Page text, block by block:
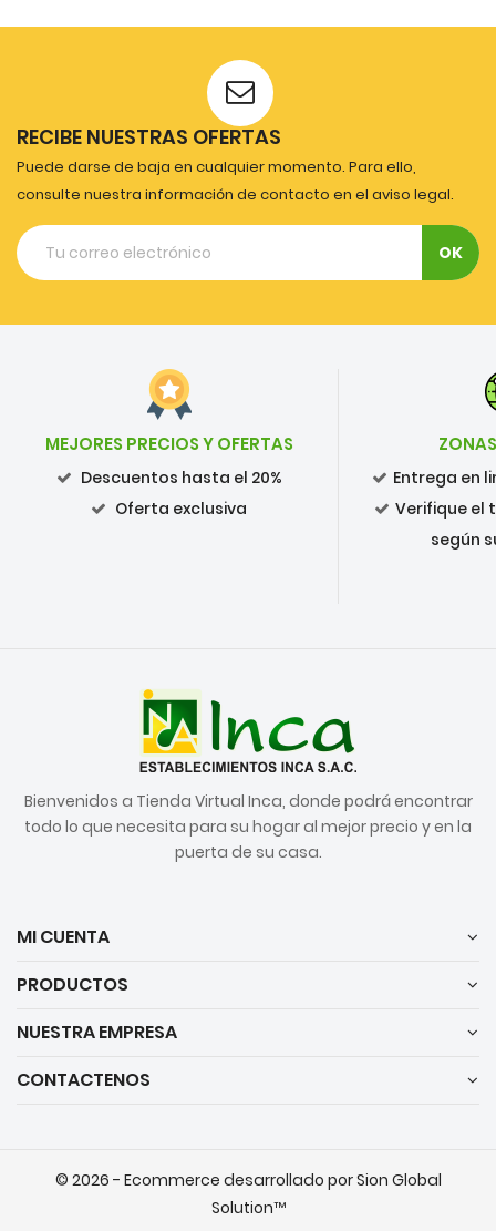
RECIBE NUESTRAS OFERTAS
Puede darse de baja en cualquier momento. Para ello,
consulte nuestra información de contacto en el aviso legal.
MEJORES PRECIOS Y OFERTAS
Descuentos hasta el 20%
Oferta exclusiva
Entrega en
Verifique el
según
Bienvenidos a Tienda Virtual Inca, donde podrá encontrar
todo lo que necesita para su hogar al mejor precio y en la
puerta de su casa.
MI CUENTA
PRODUCTOS
NUESTRA EMPRESA
CONTACTENOS
© 2026 - Ecommerce desarrollado por Sion Global
Solution™